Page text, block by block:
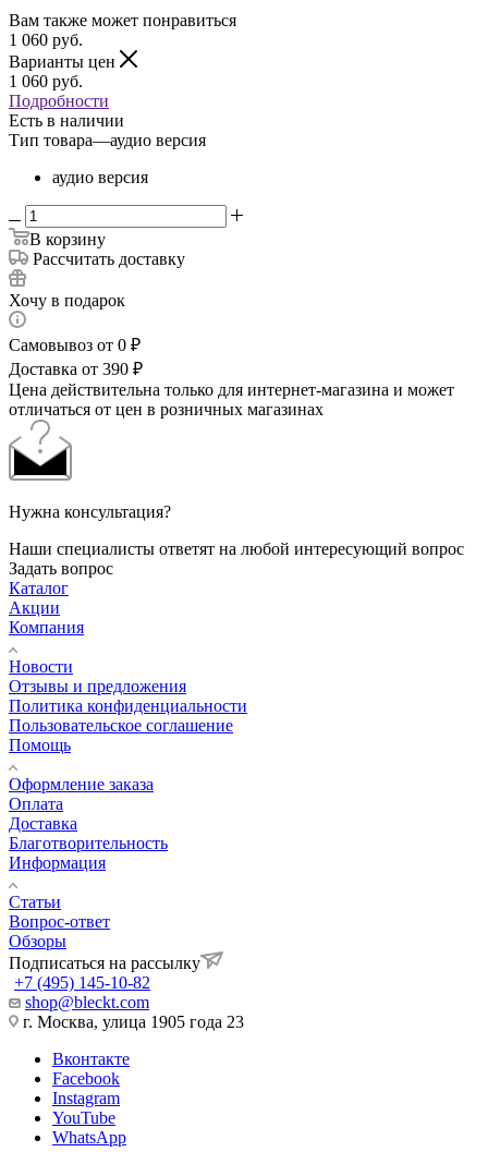
Вам также может понравиться
1 060 руб.
Варианты цен
1 060 руб.
Подробности
Есть в наличии
Тип товара—аудио версия
аудио версия
В корзину
Рассчитать доставку
Хочу в подарок
Самовывоз от 0 ₽
Доставка от 390 ₽
Цена действительна только для интернет-магазина и может
отличаться от цен в розничных магазинах
Нужна консультация?
Наши специалисты ответят на любой интересующий вопрос
Задать вопрос
Каталог
Акции
Компания
Новости
Отзывы и предложения
Политика конфиденциальности
Пользовательское соглашение
Помощь
Оформление заказа
Оплата
Доставка
Благотворительность
Информация
Статьи
Вопрос-ответ
Обзоры
Подписаться на рассылку
+7 (495) 145-10-82
shop@bleckt.com
г. Москва, улица 1905 года 23
Вконтакте
Facebook
Instagram
YouTube
WhatsApp